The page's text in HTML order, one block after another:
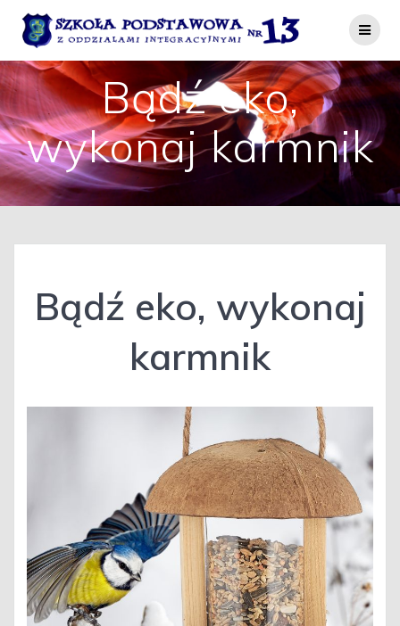
do
treści
Bądź eko,
wykonaj karmnik
Bądź eko, wykonaj
karmnik